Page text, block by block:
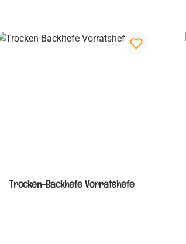
Trocken-Backhefe Vorratshefe